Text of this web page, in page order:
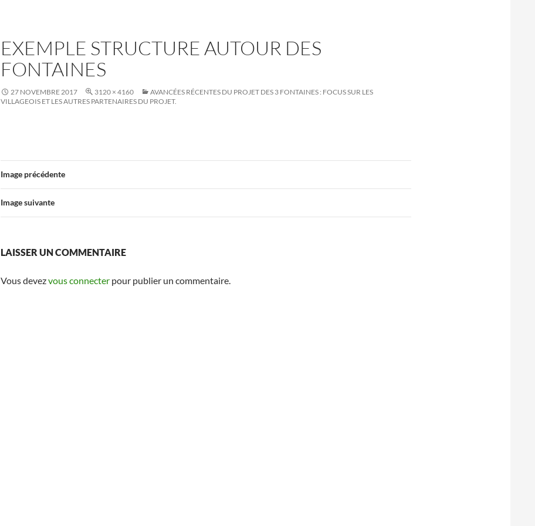
EXEMPLE STRUCTURE AUTOUR DES
FONTAINES
27 NOVEMBRE 2017 3120 × 4160
AVANCÉES RÉCENTES DU PROJET DES 3 FONTAINES : FOCUS SUR LES
VILLAGEOIS ET LES AUTRES PARTENAIRES DU PROJET.
Image précédente
Image suivante
LAISSER UN COMMENTAIRE
Vous devezvous connecter pour publier un commentaire.